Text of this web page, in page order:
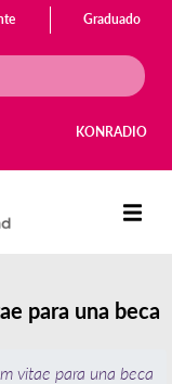
Graduado
KONRADIO
para una beca
vitae para una beca